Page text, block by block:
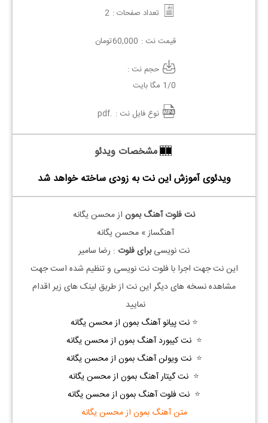
تعداد صفحات : 2
قیمت نت : 60,000تومان
حجم نت :
1/0 مگا بایت
نوع فایل نت : .pdf
مشخصات ویدئو
ویدئوی آموزش این نت به زودی ساخته خواهد شد
نت فلوت آهنگ بمون از محسن یگانه
آهنگساز » محسن یگانه
نت نویسی برای فلوت : رضا سامیر
این نت جهت اجرا با فلوت نت نویسی و تنظیم شده است جهت
مشاهده نسخه های دیگر این نت از طریق لینک های زیر اقدام
نمایید
⭐نت پیانو آهنگ بمون از محسن یگانه
⭐ نت کیبورد آهنگ بمون از محسن یگانه
⭐ نت ویولن آهنگ بمون از محسن یگانه
⭐ نت گیتار آهنگ بمون از محسن یگانه
⭐ نت فلوت آهنگ بمون از محسن یگانه
متن آهنگ بمون از محسن یگانه